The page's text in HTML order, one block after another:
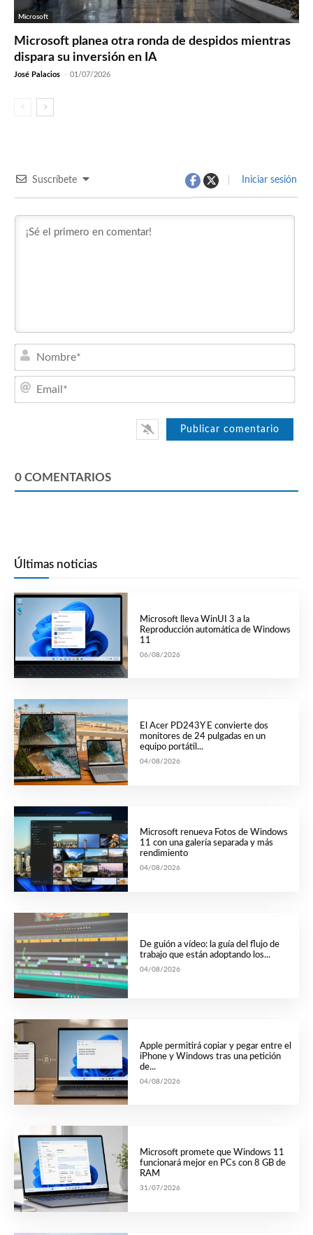
Microsoft
Microsoft planea otra ronda de despidos mientras
dispara su inversión en IA
José Palacios - 01/07/2026
Suscríbete Iniciar sesión
0 COMENTARIOS
Últimas noticias
Microsoft lleva WinUI 3 a la
Reproducción automática de Windows
11
06/08/2026
El Acer PD243Y E convierte dos
monitores de 24 pulgadas en un
equipo portátil...
04/08/2026
Microsoft renueva Fotos de Windows
11 con una galería separada y más
rendimiento
04/08/2026
De guión a vídeo: la guía del flujo de
trabajo que están adoptando los...
04/08/2026
Apple permitirá copiar y pegar entre el
iPhone y Windows tras una petición
de...
04/08/2026
Microsoft promete que Windows 11
funcionará mejor en PCs con 8 GB de
RAM
31/07/2026